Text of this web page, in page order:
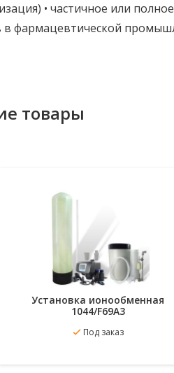
• частичное или
в фармацевтической
товары
Установка ионообменная
1044/F69A3
Под заказ